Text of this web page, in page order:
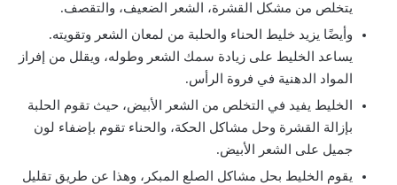
يتخلص من مشكل القشرة، الشعر الضعيف، والتقصف.
وأيضًا يزيد خليط الحناء والحلبة من لمعان الشعر وتقويته.
يساعد الخليط على زيادة سمك الشعر وطوله، ويقلل من إفراز
المواد الدهنية في فروة الرأس.
الخليط يفيد في التخلص من الشعر الأبيض، حيث تقوم الحلبة
بإزالة القشرة وحل مشاكل الحكة، والحناء تقوم بإضفاء لون
جميل على الشعر الأبيض.
يقوم الخليط بحل مشاكل الصلع المبكر، وهذا عن طريق تقليل